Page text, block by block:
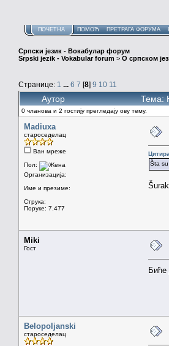
ПОЧЕТНА ПОМОЋ ПРЕТРАГА ФОРУМА
Српски језик - Вокабулар форум
Srpski jezik - Vokabular forum > О српском
Странице: 1 ... 6 7 [8] 9 10 11
Аутор Тема:
0 чланова и 2 гостију прегледају ову тему.
Madiuxa
староседелац
Ван мреже
Пол:
Организација:
Име и презиме:
Струка:
Поруке: 7.477
Šta
Miki
Гост
Биће
Belopoljanski
староседелац